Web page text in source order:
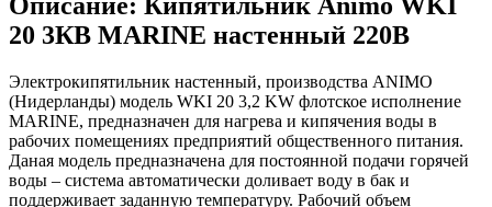
20 3КВ MARINE настенный 220В
Электрокипятильник настенный, производства ANIMO
(Нидерланды) модель WKI 20 3,2 KW флотское исполнение
MARINE, предназначен для нагрева и кипячения воды в
рабочих помещениях предприятий общественного питания.
Даная модель предназначена для постоянной подачи горячей
воды – система автоматически доливает воду в бак и
поддерживает заданную температуру. Рабочий объем